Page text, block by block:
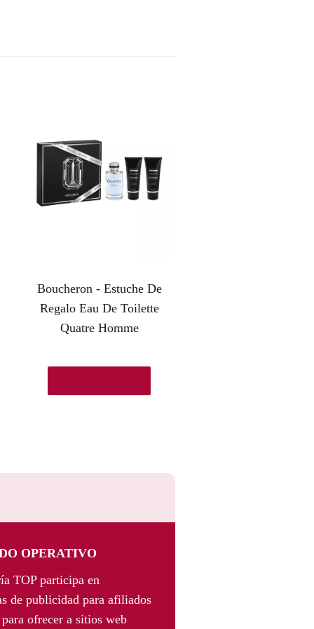
Boucheron - Estuche De
Regalo Eau De Toilette
Quatre Homme
OPERATIVO
TOP participa en
de publicidad para afiliados
ofrecer a sitios web